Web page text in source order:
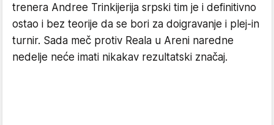
trenera Andree Trinkijerija srpski tim je i definitivno
ostao i bez teorije da se bori za doigravanje i plej-in
turnir. Sada meč protiv Reala u Areni naredne
nedelje neće imati nikakav rezultatski značaj.